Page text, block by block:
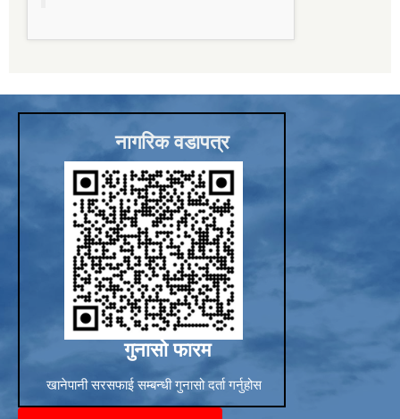
नागरिक वडापत्र
गुनासो फारम
खानेपानी सरसफाई सम्बन्धी गुनासो दर्ता गर्नुहोस